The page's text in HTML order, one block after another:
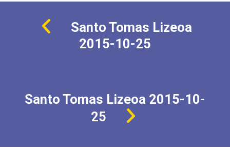
Santo Tomas Lizeoa
2015-10-25
Santo Tomas Lizeoa 2015-10-
25